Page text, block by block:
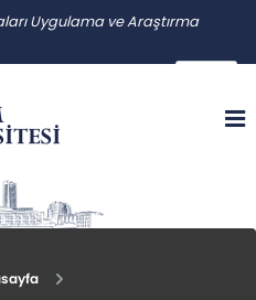
Uygulama ve Araştırma